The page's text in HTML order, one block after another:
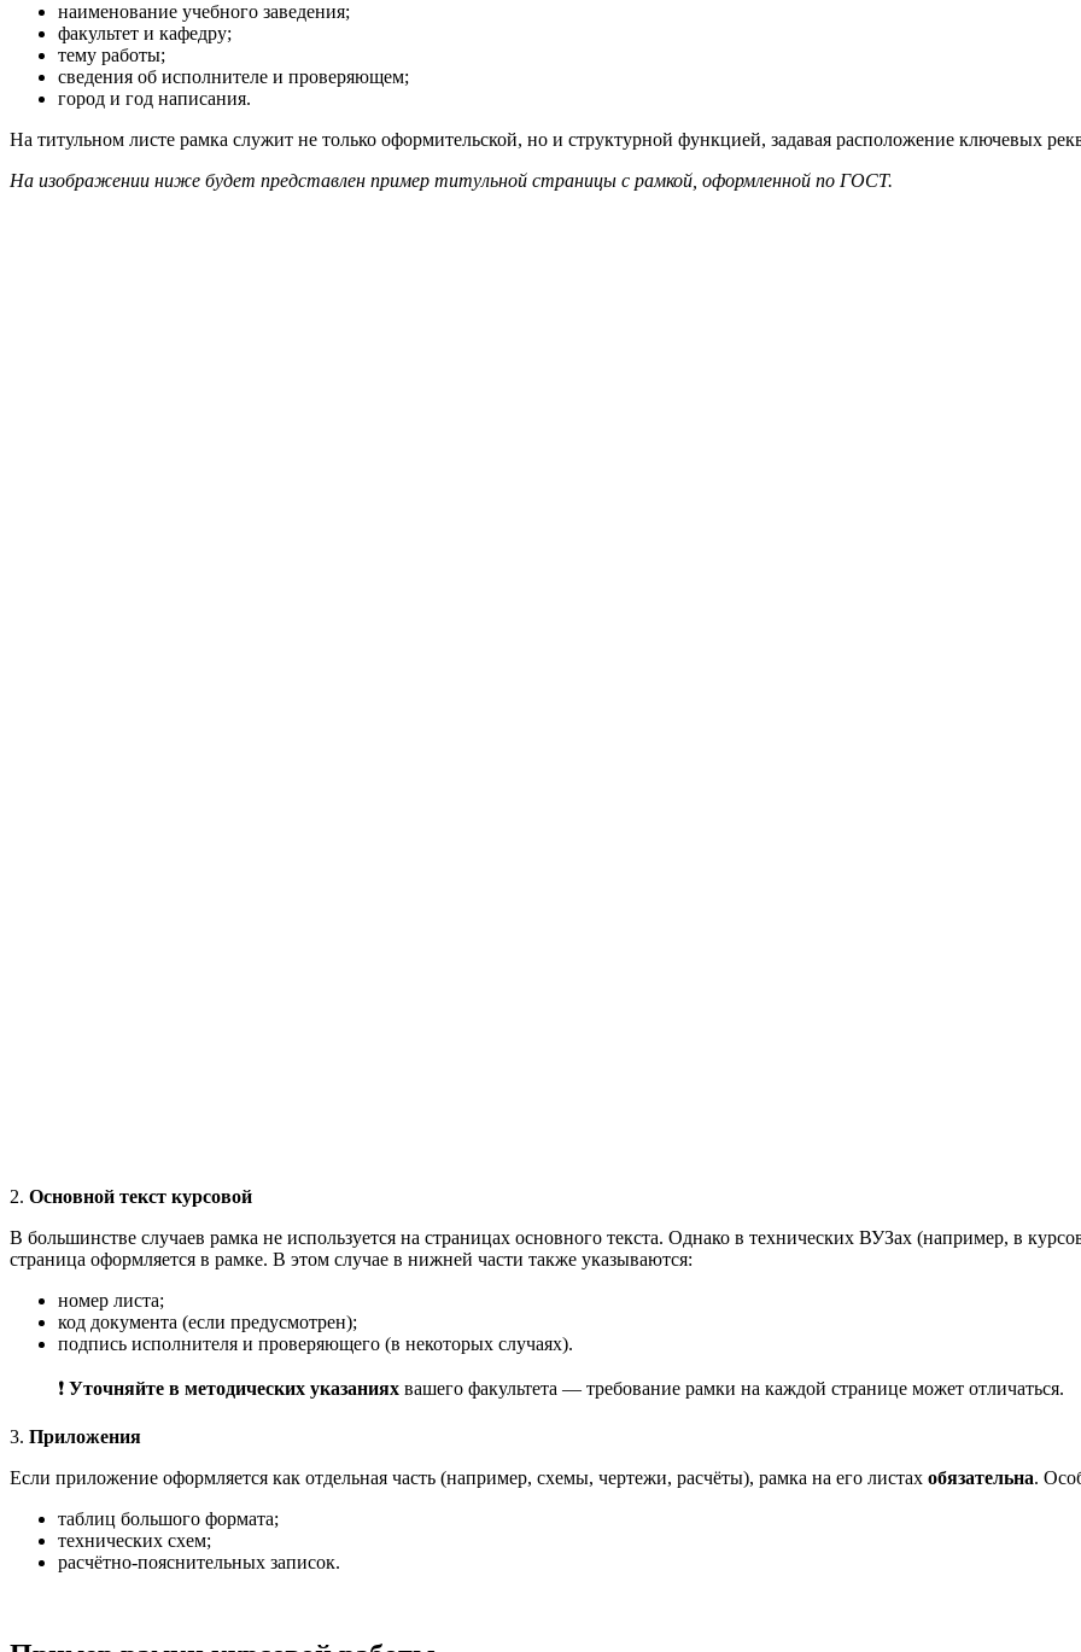
наименование учебного заведения;
факультет и кафедру;
тему работы;
сведения об исполнителе и проверяющем;
город и год написания.
На титульном листе рамка служит не только оформительской, но и структурной функцией, задавая расположение ключевых
На изображении ниже будет представлен пример титульной страницы с рамкой, оформленной по ГОСТ.
2. Основной текст курсовой
В большинстве случаев рамка не используется на страницах основного текста. Однако в технических ВУЗах (например, в
страница оформляется в рамке. В этом случае в нижней части также указываются:
номер листа;
код документа (если предусмотрен);
подпись исполнителя и проверяющего (в некоторых случаях).
❗ Уточняйте в методических указаниях вашего факультета — требование рамки на каждой странице может отличаться.
3. Приложения
Если приложение оформляется как отдельная часть (например, схемы, чертежи, расчёты), рамка на его листах обязательна.
таблиц большого формата;
технических схем;
расчётно-пояснительных записок.